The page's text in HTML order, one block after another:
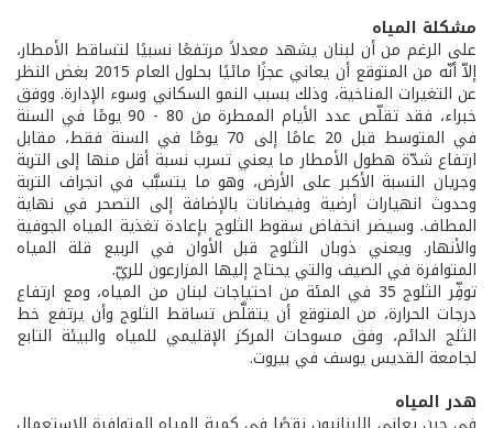
مشكلة المياه
على الرغم من أن لبنان يشهد معدلاً مرتفعًا نسبيًا لتساقط الأمطار،
إلاّ أنّه من المتوقع أن يعاني عجزًا مائيًا بحلول العام 2015 بغض النظر
عن التغيرات المناخية، وذلك بسبب النمو السكاني وسوء الإدارة. ووفق
خبراء، فقد تقلّص عدد الأيام الممطرة من 80 - 90 يومًا في السنة
في المتوسط قبل 20 عامًا إلى 70 يومًا في السنة فقط، مقابل
ارتفاع شدّة هطول الأمطار ما يعني تسرب نسبة أقل منها إلى التربة
وجريان النسبة الأكبر على الأرض، وهو ما يتسبَّب في انجراف التربة
وحدوث انهيارات أرضية وفيضانات بالإضافة إلى التصحر في نهاية
المطاف. وسيضر انخفاض سقوط الثلوج بإعادة تغذية المياه الجوفية
والأنهار. ويعني ذوبان الثلوج قبل الأوان في الربيع قلة المياه
المتوافرة في الصيف والتي يحتاج إليها المزارعون للريّ.
توفِّر الثلوج 35 في المئة من احتياجات لبنان من المياه، ومع ارتفاع
درجات الحرارة، من المتوقع أن يتقلَّص تساقط الثلوج وأن يرتفع خط
الثلج الدائم، وفق مسوحات المركز الإقليمي للمياه والبيئة التابع
لجامعة القديس يوسف في بيروت.
هدر المياه